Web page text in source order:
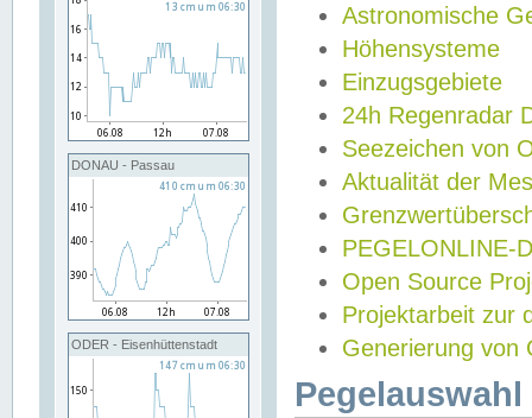
DONAU - Passau
ODER - Eisenhüttenstadt
Astronomische
Höhensysteme
Einzugsgebiete
24h Regenradar
Seezeichen von
Aktualität der
PEGELONLINE-
Open Source
Projektarbeit zur
Generierung von